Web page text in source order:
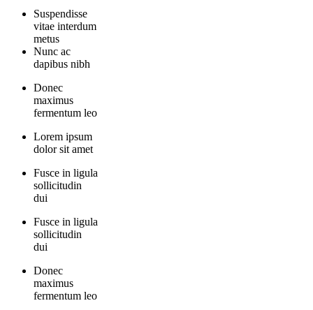
Suspendisse
vitae interdum
metus
Nunc ac
dapibus nibh
Donec
maximus
fermentum leo
Lorem ipsum
dolor sit amet
Fusce in ligula
sollicitudin
dui
Fusce in ligula
sollicitudin
dui
Donec
maximus
fermentum leo